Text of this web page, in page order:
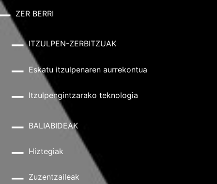
ZER BERRI
ITZULPEN-ZERBITZUAK
Eskatu itzulpenaren aurrekontua
Itzulpengintzarako teknologia
BALIABIDEAK
Hiztegiak
Zuzentzaileak